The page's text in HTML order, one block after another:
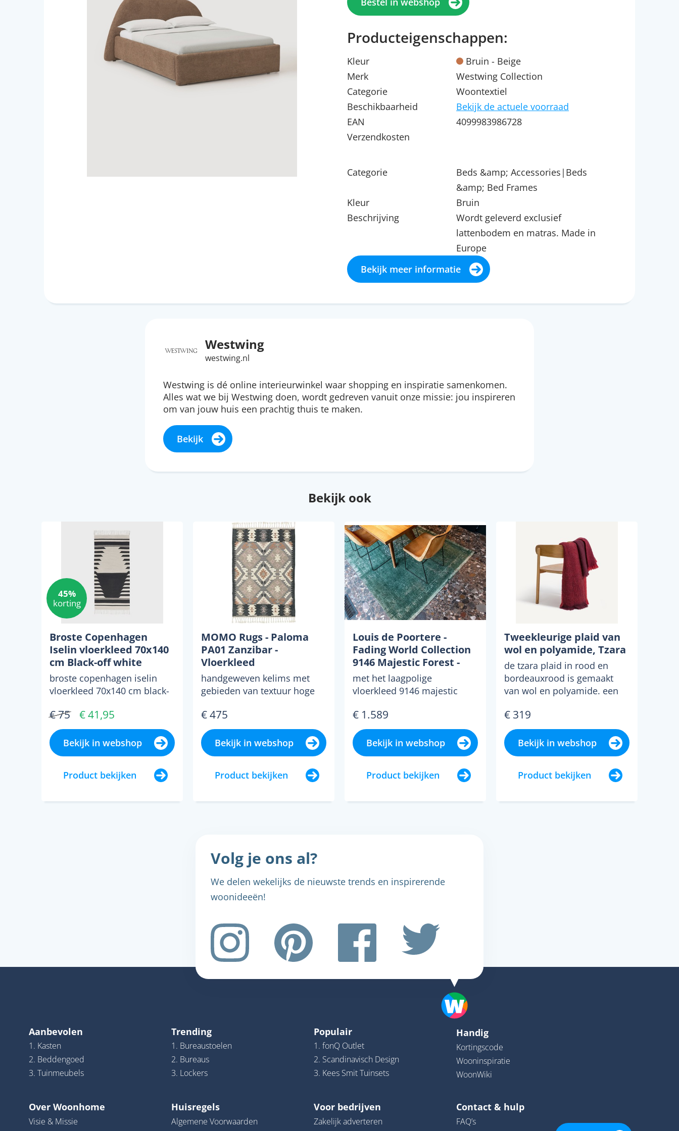
Producteigenschappen:
Kleur
Bruin - Beige
Merk
Westwing Collection
Categorie
Woontextiel
Beschikbaarheid
Bekijk de actuele voorraad
EAN
4099983986728
Verzendkosten
Categorie
Beds &amp; Accessories|Beds
&amp; Bed Frames
Kleur
Bruin
Beschrijving
Wordt geleverd exclusief
lattenbodem en matras. Made in
Europe
Bekijk meer informatie
Westwing
westwing.nl
Westwing is dé online interieurwinkel waar shopping en inspiratie samenkomen.
Alles wat we bij Westwing doen, wordt gedreven vanuit onze missie: jou inspireren
om van jouw huis een prachtig thuis te maken.
Bekijk
Bekijk ook
45%
korting
Broste Copenhagen
Iselin vloerkleed 70x140
cm Black-off white
broste copenhagen iselin
vloerkleed 70x140 cm black-
€ 75 € 41,95
Bekijk in webshop
Product bekijken
MOMO Rugs - Paloma
PA01 Zanzibar -
Vloerkleed
handgeweven kelims met
gebieden van textuur hoge
kleuropties zijn beperkt...
€ 475
Bekijk in webshop
Product bekijken
Louis de Poortere -
Fading World Collection
9146 Majestic Forest -
280x360 cm Vintage
Vloerkleed
met het laagpolige
vloerkleed 9146 majestic
piece in huis. een prachti...
€ 1.589
Bekijk in webshop
Product bekijken
Tweekleurige plaid van
wol en polyamide, Tzara
de tzara plaid in rood en
bordeauxrood is gemaakt
van wol en polyamide. een
€ 319
Bekijk in webshop
Product bekijken
Volg je ons al?
We delen wekelijks de nieuwste trends en inspirerende
woonideeën!
Aanbevolen
1. Kasten
2. Beddengoed
3. Tuinmeubels
Trending
1. Bureaustoelen
2. Bureaus
3. Lockers
Populair
1. fonQ Outlet
2. Scandinavisch Design
3. Kees Smit Tuinsets
Handig
Kortingscode
Wooninspiratie
WoonWiki
Over Woonhome
Visie & Missie
Huisregels
Algemene Voorwaarden
Voor bedrijven
Zakelijk adverteren
Contact & hulp
FAQ’s